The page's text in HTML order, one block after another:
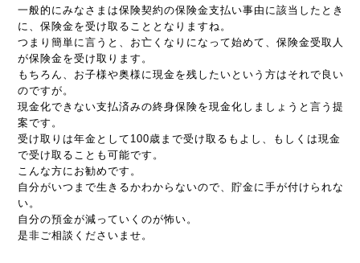
一般的にみなさまは保険契約の保険金支払い事由に該当したとき
に、保険金を受け取ることとなりますね。
つまり簡単に言うと、お亡くなりになって始めて、保険金受取人
が保険金を受け取ります。
もちろん、お子様や奥様に現金を残したいという方はそれで良い
のですが。
現金化できない支払済みの終身保険を現金化しましょうと言う提
案です。
受け取りは年金として100歳まで受け取るもよし、もしくは現金
で受け取ることも可能です。
こんな方にお勧めです。
自分がいつまで生きるかわからないので、貯金に手が付けられな
い。
自分の預金が減っていくのが怖い。
是非ご相談くださいませ。